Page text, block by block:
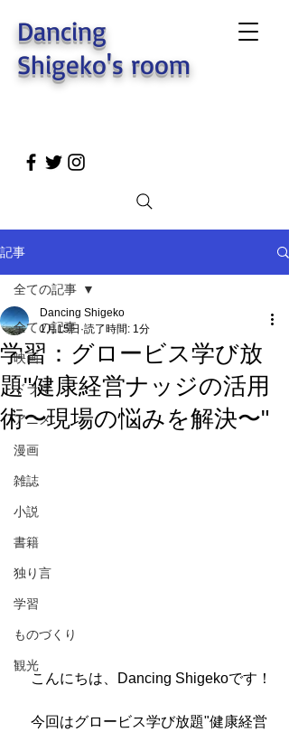
Dancing
Shigeko's room
記事
全ての記事
映画
ドラマ
アニメ
漫画
雑誌
小説
書籍
独り言
学習
ものづくり
観光
全ての記事
学習：グロービス学び放
題"健康経営ナッジの活用
術〜現場の悩みを解決〜"
Dancing Shigeko
1月15日 読了時間: 1分
こんにちは、Dancing Shigekoです！
今回はグロービス学び放題"健康経営